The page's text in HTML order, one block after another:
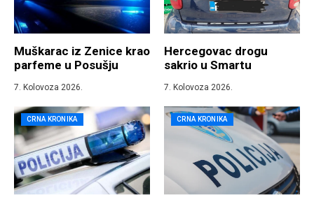
Muškarac iz Zenice krao
parfeme u Posušju
7. Kolovoza 2026.
Hercegovac drogu
sakrio u Smartu
7. Kolovoza 2026.
CRNA KRONIKA CRNA KRONIKA